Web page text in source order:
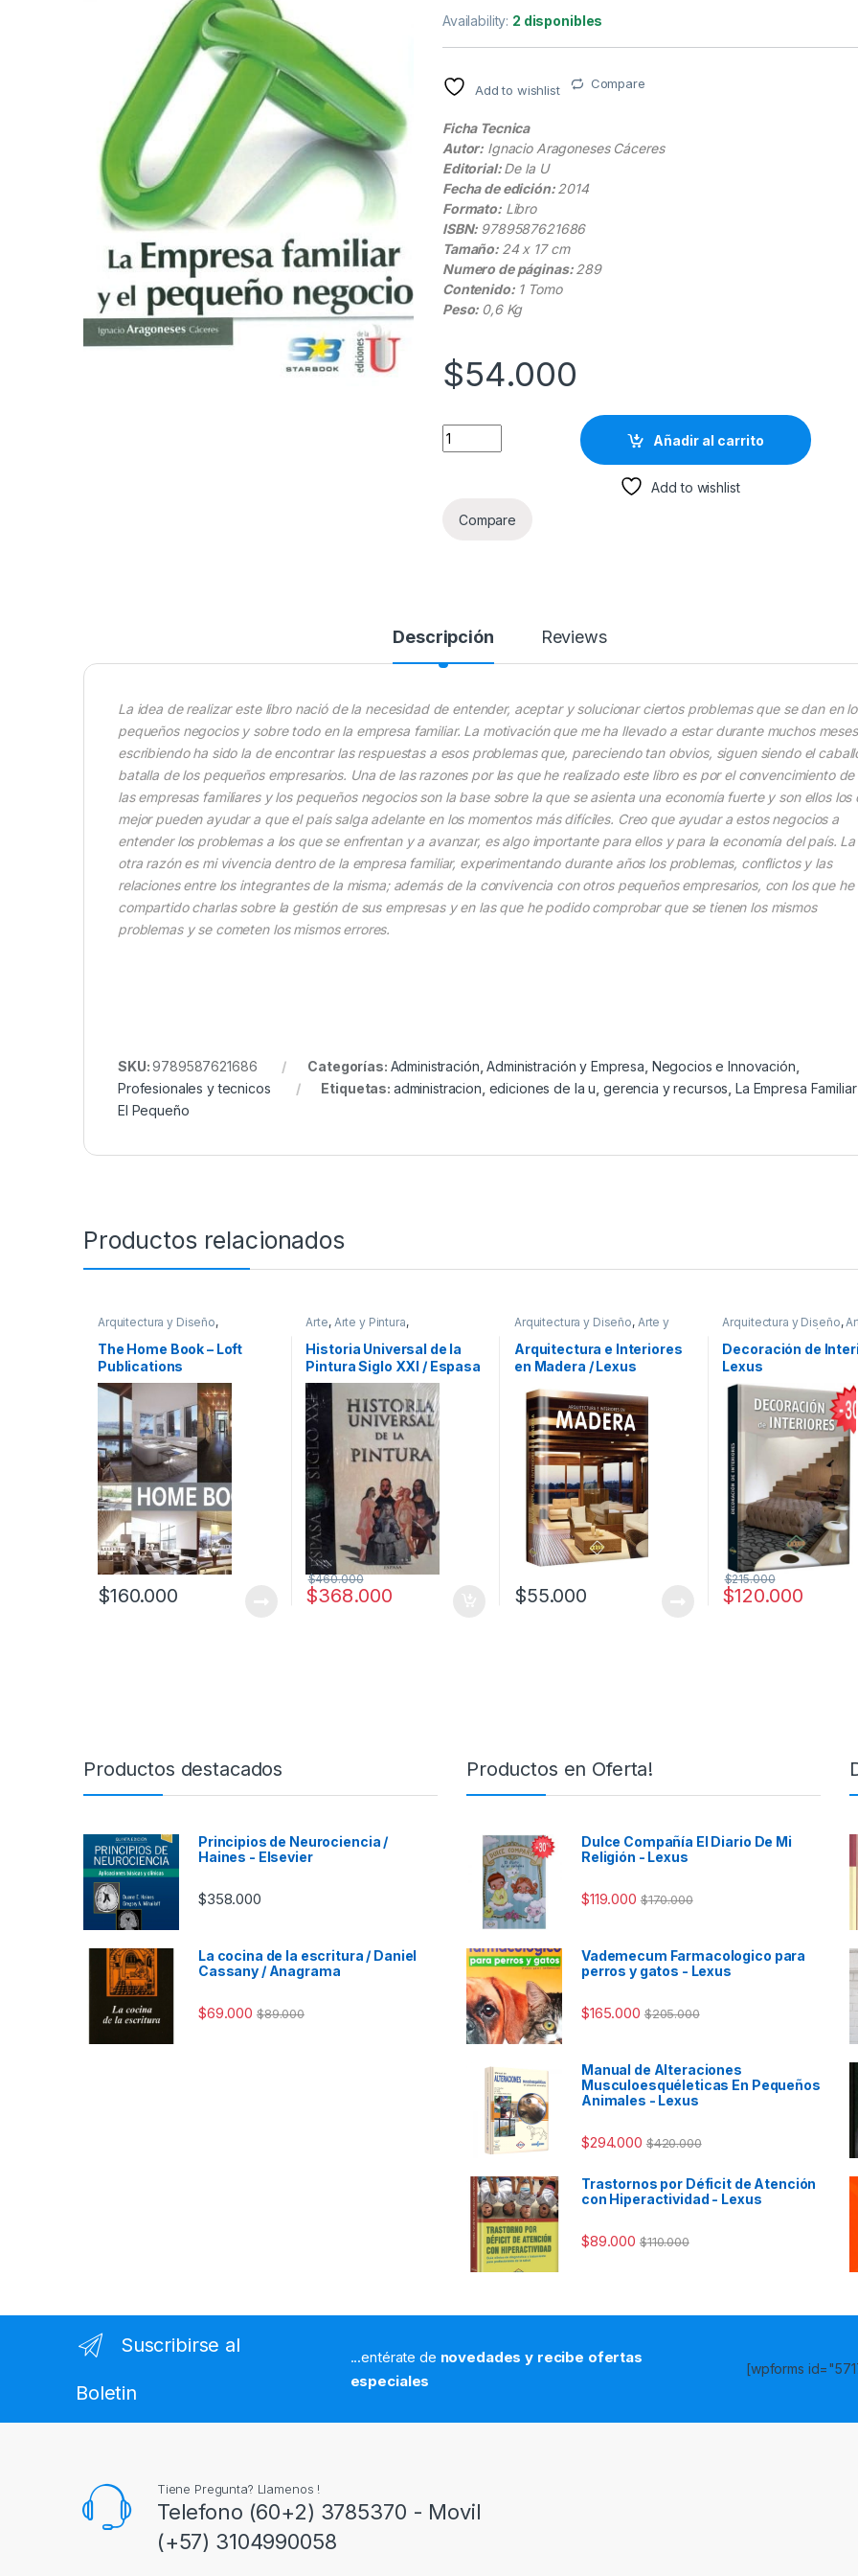
Availability: 2 disponibles
Add to wishlist Compare
Ficha Tecnica
Autor: Ignacio Aragoneses Cáceres
Editorial:De la U
Fecha de edición: 2014
Formato:Libro
ISBN: 9789587621686
Tamaño: 24 x 17 cm
Numero de páginas: 289
Contenido:1 Tomo
Peso: 0,6 Kg
$54.000
La Empresa Familiar Y El Pequeño Negocio - Ediciones De La
Añadir al carrito
Add to wishlist
Compare
Descripción Reviews
La idea de realizar este libro nació de la necesidad de entender, aceptar y solucionar ciertos problemas que se dan en
pequeños negocios y sobre todo en la empresa familiar. La motivación que me ha llevado a estar durante muchos meses
escribiendo ha sido la de encontrar las respuestas a esos problemas que, pareciendo tan obvios, siguen siendo el
batalla de los pequeños empresarios. Una de las razones por las que he realizado este libro es por el convencimiento de
las empresas familiares y los pequeños negocios son la base sobre la que se asienta una economía fuerte y son ellos los
mejor pueden ayudar a que el país salga adelante en los momentos más difíciles. Creo que ayudar a estos negocios a
entender los problemas a los que se enfrentan y a avanzar, es algo importante para ellos y para la economía del país. La
otra razón es mi vivencia dentro de la empresa familiar, experimentando durante años los problemas, conflictos y las
relaciones entre los integrantes de la misma; además de la convivencia con otros pequeños empresarios, con los que he
compartido charlas sobre la gestión de sus empresas y en las que he podido comprobar que se tienen los mismos
problemas y se cometen los mismos errores.
SKU:9789587621686 Categorías: Administración ,Administración y Empresa Negocios e Innovación
Profesionales y tecnicos
Etiquetas: administracion ediciones de la u gerencia y recursos ,La Empresa
El Pequeño
Productos relacionados
Arquitectura y Diseño,
Arquitectura y Urbanismo
Afines,Decoración,
Decoración
y Muebles,Diseño,
Hogar y
Manualidades,Ingeniería
Ingeniería Industrial,Interes
General
Profesionales y
tecnicos
The Home Book – Loft
Publications
$160.000
Arte, Arte y Pintura,
Profesionales y tecnicos
Historia Universal de la
Pintura Siglo XXI / Espasa
$368.000
$460.000
Arquitectura y Diseño, Arte y
Afines
Diseño
Profesionales y tecnicos
Arquitectura e Interiores
en Madera / Lexus
$55.000
Arquitectura y Diseño,
Afines
Decoración
y Muebles,Diseño,
General,Ofertas,
y tecnicos
Decoración de
Lexus
$120.000
$215.000
Productos destacados
Principios de Neurociencia /
Haines - Elsevier
$358.000
La cocina de la escritura / Daniel
Cassany / Anagrama
$69.000 $89.000
Productos en Oferta!
Dulce Compañía El Diario De Mi
Religión - Lexus
$119.000 $170.000
Vademecum Farmacologico para
perros y gatos - Lexus
$165.000 $205.000
Manual de Alteraciones
Musculoesquéleticas En Pequeños
Animales - Lexus
$294.000 $420.000
Trastornos por Déficit de Atención
con Hiperactividad - Lexus
$89.000 $110.000
Suscribirse al
Boletin
...entérate de novedades y recibe ofertas
especiales
[wpforms
Tiene Pregunta? Llamenos !
Telefono (60+2) 3785370 - Movil
(+57) 3104990058